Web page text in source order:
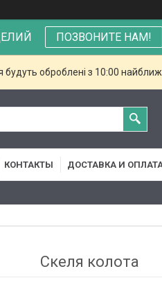
ПОЗВОНИТЕ НАМ!
оброблені з 10:00
КОНТАКТЫ ДОСТАВКА И
Скеля колота